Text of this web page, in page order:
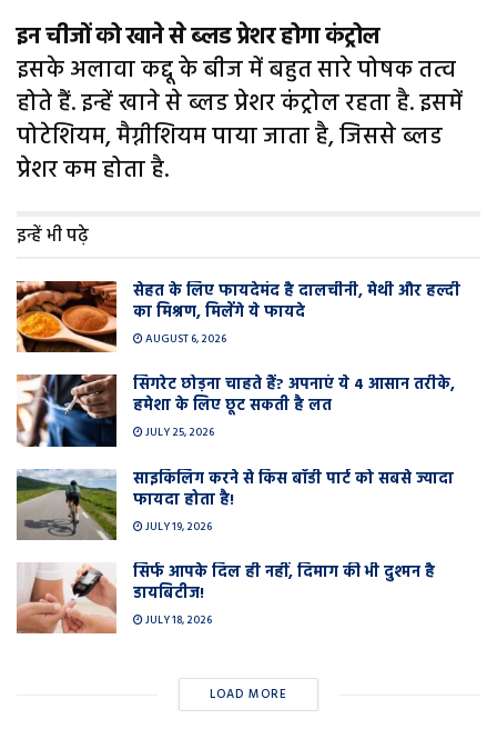
इन चीजों को खाने से ब्लड प्रेशर होगा कंट्रोल
इसके अलावा कद्दू के बीज में बहुत सारे पोषक तत्व
होते हैं. इन्हें खाने से ब्लड प्रेशर कंट्रोल रहता है. इसमें
पोटेशियम, मैग्नीशियम पाया जाता है, जिससे ब्लड
प्रेशर कम होता है.
इन्हें भी पढ़े
सेहत के लिए फायदेमंद है दालचीनी, मेथी और हल्दी
का मिश्रण, मिलेंगे ये फायदे
AUGUST 6, 2026
सिगरेट छोड़ना चाहते हैं? अपनाएं ये 4 आसान तरीके,
हमेशा के लिए छूट सकती है लत
JULY 25, 2026
साइकिलिंग करने से किस बॉडी पार्ट को सबसे ज्यादा
फायदा होता है!
JULY 19, 2026
सिर्फ आपके दिल ही नहीं, दिमाग की भी दुश्मन है
डायबिटीज!
JULY 18, 2026
LOAD MORE